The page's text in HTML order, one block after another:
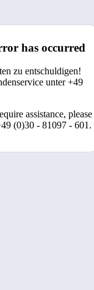
has occurred
zu entschuldigen!
unter +49
assistance, please
(0)30 - 81097 - 601.